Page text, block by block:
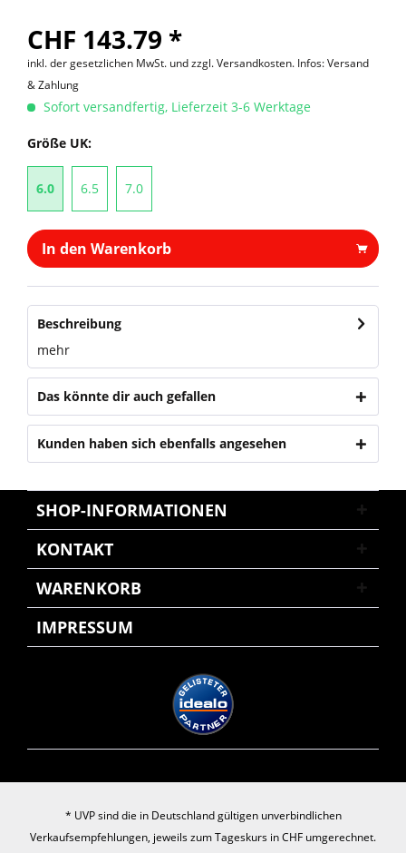
CHF 143.79 *
inkl. der gesetzlichen MwSt. undzzgl. Versandkosten. Infos: Versand
& Zahlung
Sofort versandfertig, Lieferzeit 3-6 Werktage
Größe UK:
6.0 6.5 7.0
In den Warenkorb
Beschreibung
mehr
Das könnte dir auch gefallen
Kunden haben sich ebenfalls angesehen
SHOP-INFORMATIONEN
KONTAKT
WARENKORB
IMPRESSUM
* UVP sind die in Deutschland gültigen unverbindlichen
Verkaufsempfehlungen, jeweils zum Tageskurs in CHF umgerechnet.